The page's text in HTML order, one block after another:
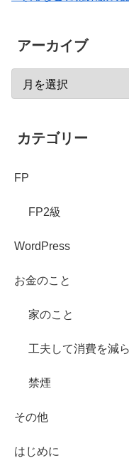
アーカイブ
カテゴリー
FP
FP2級
WordPress
お金のこと
家のこと
工夫して消費を減
禁煙
その他
はじめに